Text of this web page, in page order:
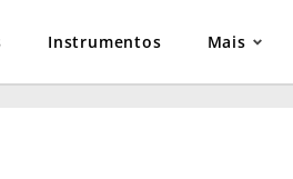
Instrumentos Mais